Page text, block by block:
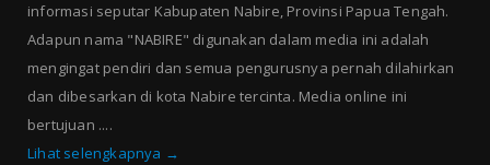
informasi seputar Kabupaten Nabire, Provinsi Papua Tengah.
Adapun nama "NABIRE" digunakan dalam media ini adalah
mengingat pendiri dan semua pengurusnya pernah dilahirkan
dan dibesarkan di kota Nabire tercinta. Media online ini
bertujuan ....
Lihat selengkapnya →